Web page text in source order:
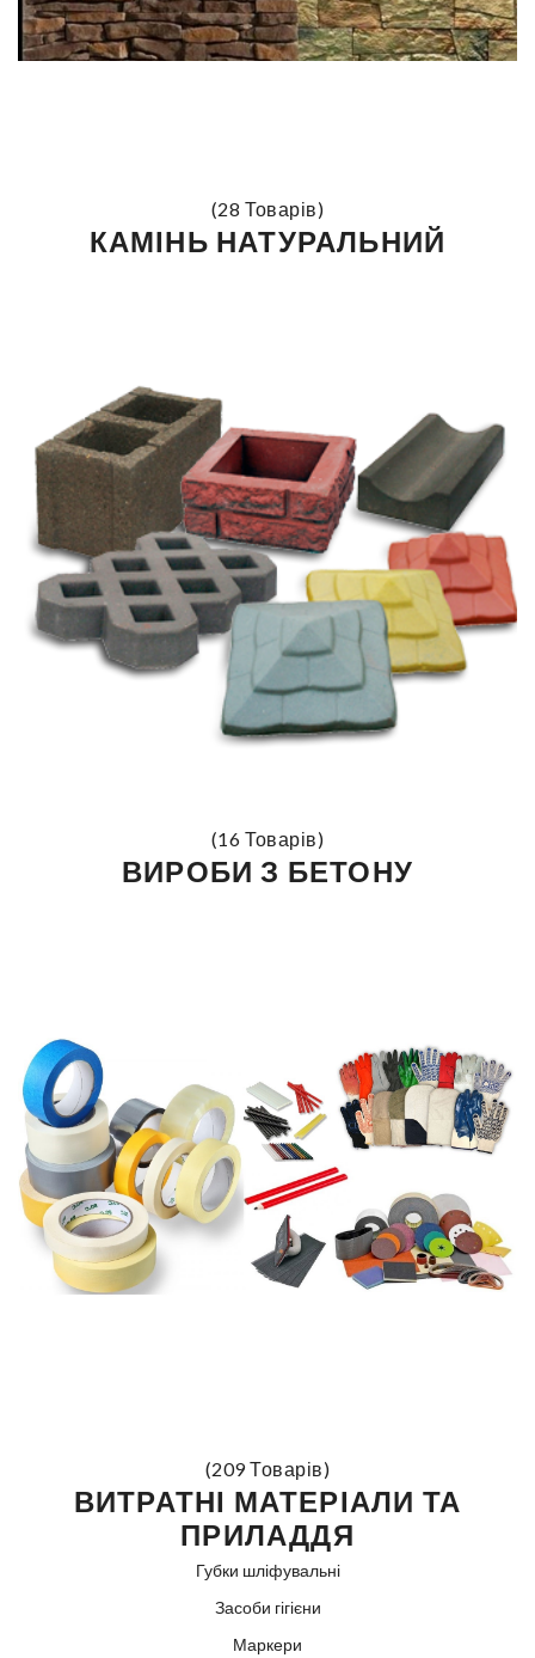
(28 Товарів)
КАМІНЬ НАТУРАЛЬНИЙ
(16 Товарів)
ВИРОБИ З БЕТОНУ
(209 Товарів)
ВИТРАТНІ МАТЕРІАЛИ ТА
ПРИЛАДДЯ
Губки шліфувальні
Засоби гігієни
Маркери